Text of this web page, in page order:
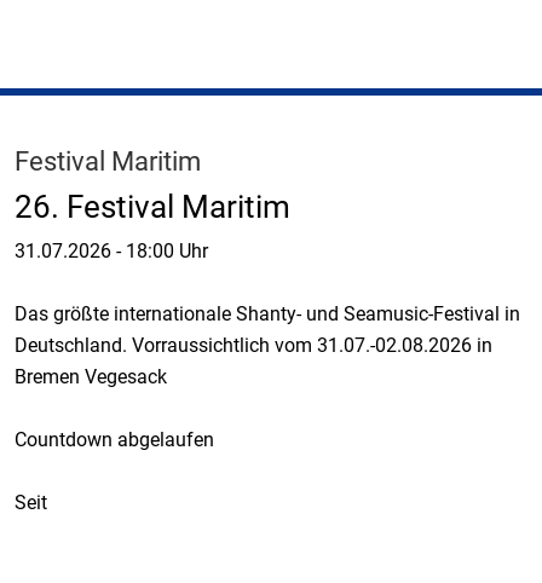
Festival Maritim
26. Festival Maritim
31.07.2026 - 18:00 Uhr
Das größte internationale Shanty- und Seamusic-Festival in
Deutschland. Vorraussichtlich vom 31.07.-02.08.2026 in
Bremen Vegesack
Countdown abgelaufen
Seit